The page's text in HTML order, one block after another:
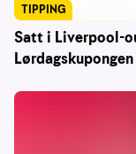
Satt i Liverpool-
Lørdagskupongen
TIPPING